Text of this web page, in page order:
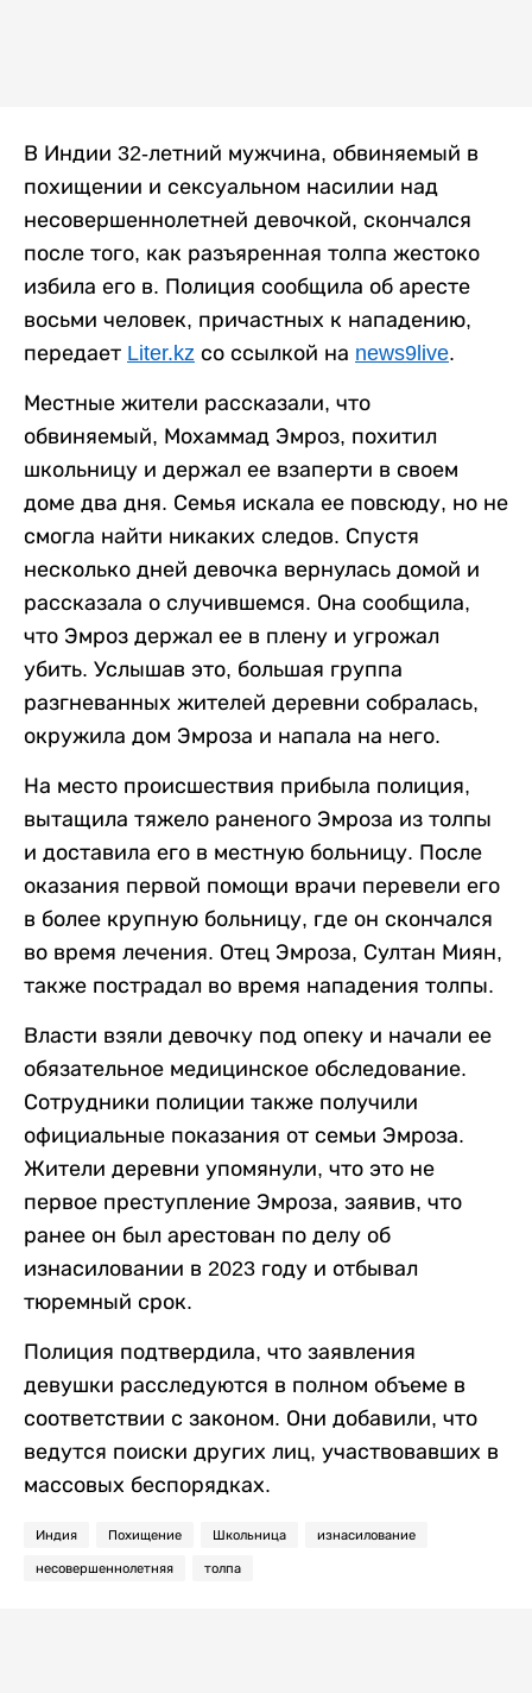
В Индии 32-летний мужчина, обвиняемый в
похищении и сексуальном насилии над
несовершеннолетней девочкой, скончался
после того, как разъяренная толпа жестоко
избила его в. Полиция сообщила об аресте
восьми человек, причастных к нападению,
передает Liter.kz со ссылкой на news9live.
Местные жители рассказали, что
обвиняемый, Мохаммад Эмроз, похитил
школьницу и держал ее взаперти в своем
доме два дня. Семья искала ее повсюду, но не
смогла найти никаких следов. Спустя
несколько дней девочка вернулась домой и
рассказала о случившемся. Она сообщила,
что Эмроз держал ее в плену и угрожал
убить. Услышав это, большая группа
разгневанных жителей деревни собралась,
окружила дом Эмроза и напала на него.
На место происшествия прибыла полиция,
вытащила тяжело раненого Эмроза из толпы
и доставила его в местную больницу. После
оказания первой помощи врачи перевели его
в более крупную больницу, где он скончался
во время лечения. Отец Эмроза, Султан Миян,
также пострадал во время нападения толпы.
Власти взяли девочку под опеку и начали ее
обязательное медицинское обследование.
Сотрудники полиции также получили
официальные показания от семьи Эмроза.
Жители деревни упомянули, что это не
первое преступление Эмроза, заявив, что
ранее он был арестован по делу об
изнасиловании в 2023 году и отбывал
тюремный срок.
Полиция подтвердила, что заявления
девушки расследуются в полном объеме в
соответствии с законом. Они добавили, что
ведутся поиски других лиц, участвовавших в
массовых беспорядках.
Индия Похищение Школьница изнасилование
несовершеннолетняя толпа